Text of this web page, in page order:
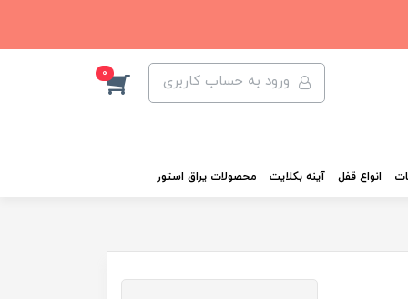
ورود به حساب کاربری 0
انواع قفل آینه بکلایت محصولات یراق استور